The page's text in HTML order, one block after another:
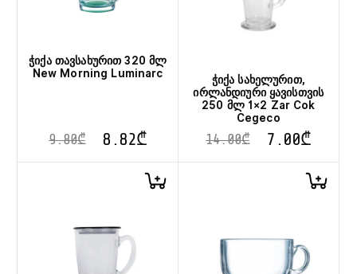
ჭიქა თავსახურით 320 მლ
New Morning Luminarc
9.80₾ 8.82₾
ჭიქა სახელურით,
ირლანდიური ყავისთვის
250 მლ 1×2 Zar Cok
Cegeco
14.00₾ 7.00₾